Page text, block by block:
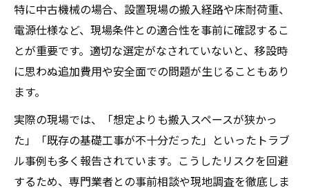
特に中古機械の場合、設置現場の搬入経路や床耐荷重、
電源仕様など、現場条件との適合性を事前に確認するこ
とが重要です。適切な選定がなされていないと、移設時
に思わぬ追加費用や安全面での問題が生じることもあり
ます。
実際の現場では、「想定よりも搬入スペースが狭かっ
た」「既存の基礎工事が不十分だった」といったトラブ
ル事例も多く報告されています。こうしたリスクを回避
するため、専門業者との事前相談や現地調査を徹底しま